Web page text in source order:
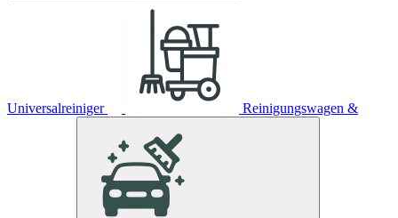
Universalreiniger Reinigungswagen &